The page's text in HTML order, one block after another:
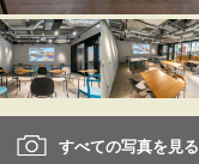
すべての写真を見る